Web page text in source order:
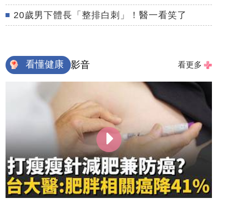
20歲男下體長「整排白刺」！醫一看笑了
看懂健康 影音 看更多